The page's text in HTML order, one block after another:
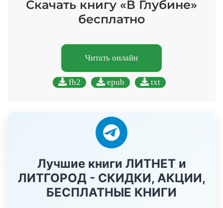
Скачать книгу «В Глубине»
бесплатно
Читать онлайн
fb2 epub txt
Лучшие книги ЛИТНЕТ и
ЛИТГОРОД - СКИДКИ, АКЦИИ,
БЕСПЛАТНЫЕ КНИГИ